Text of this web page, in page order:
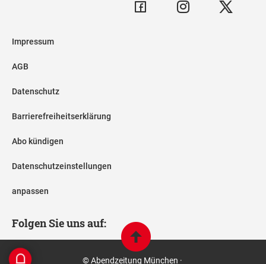
Impressum
AGB
Datenschutz
Barrierefreiheitserklärung
Abo kündigen
Datenschutzeinstellungen
anpassen
Folgen Sie uns auf:
© Abendzeitung München ·